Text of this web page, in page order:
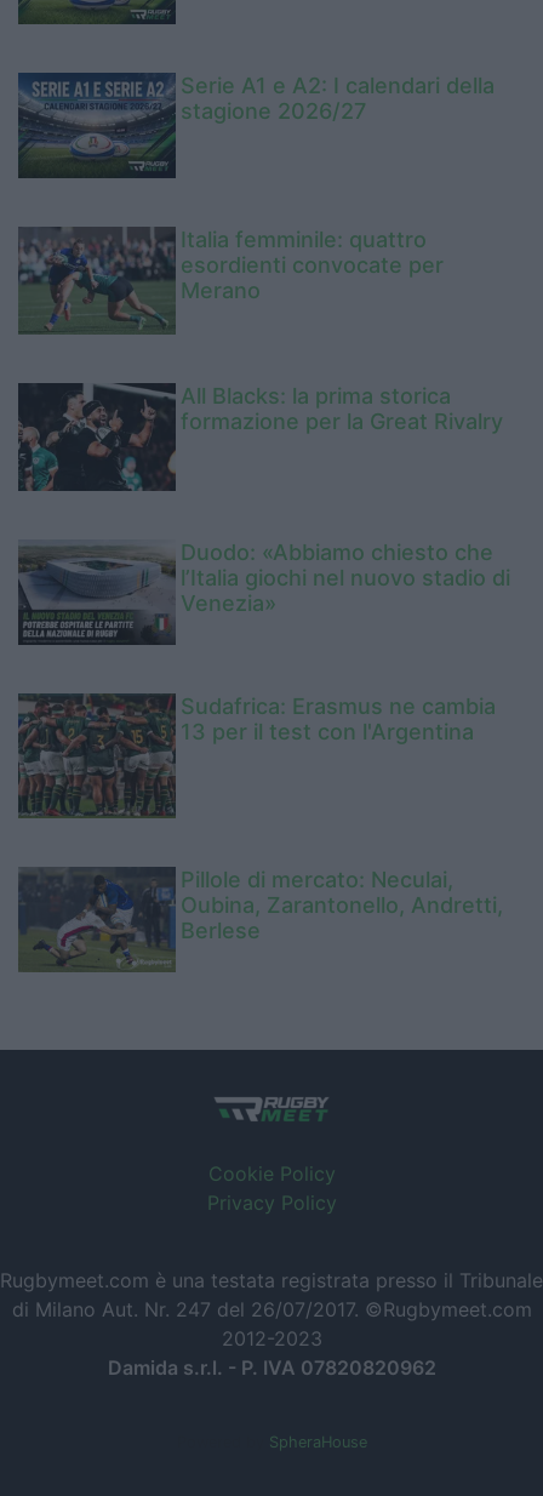
Serie A1 e A2: I calendari della
stagione 2026/27
Italia femminile: quattro
esordienti convocate per
Merano
All Blacks: la prima storica
formazione per la Great Rivalry
Duodo: «Abbiamo chiesto che
l’Italia giochi nel nuovo stadio di
Venezia»
Sudafrica: Erasmus ne cambia
13 per il test con l'Argentina
Pillole di mercato: Neculai,
Oubina, Zarantonello, Andretti,
Berlese
Cookie Policy
Privacy Policy
Rugbymeet.com è una testata registrata presso il Tribunale
di Milano Aut. Nr. 247 del 26/07/2017. ©Rugbymeet.com
2012-2023
Damida s.r.l. - P. IVA 07820820962
SpheraHouse